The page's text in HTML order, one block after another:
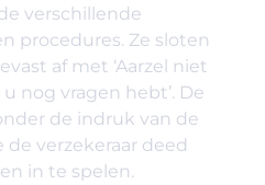
verschillende
procedures. Ze sloten
af met ‘Aarzel niet
nog vragen hebt’. De
de indruk van de
verzekeraar deed
in te spelen.